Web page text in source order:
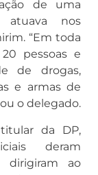
de uma
atuava nos
“Em toda
pessoas e
de drogas,
e armas de
o delegado.
da DP,
deram
dirigiram ao